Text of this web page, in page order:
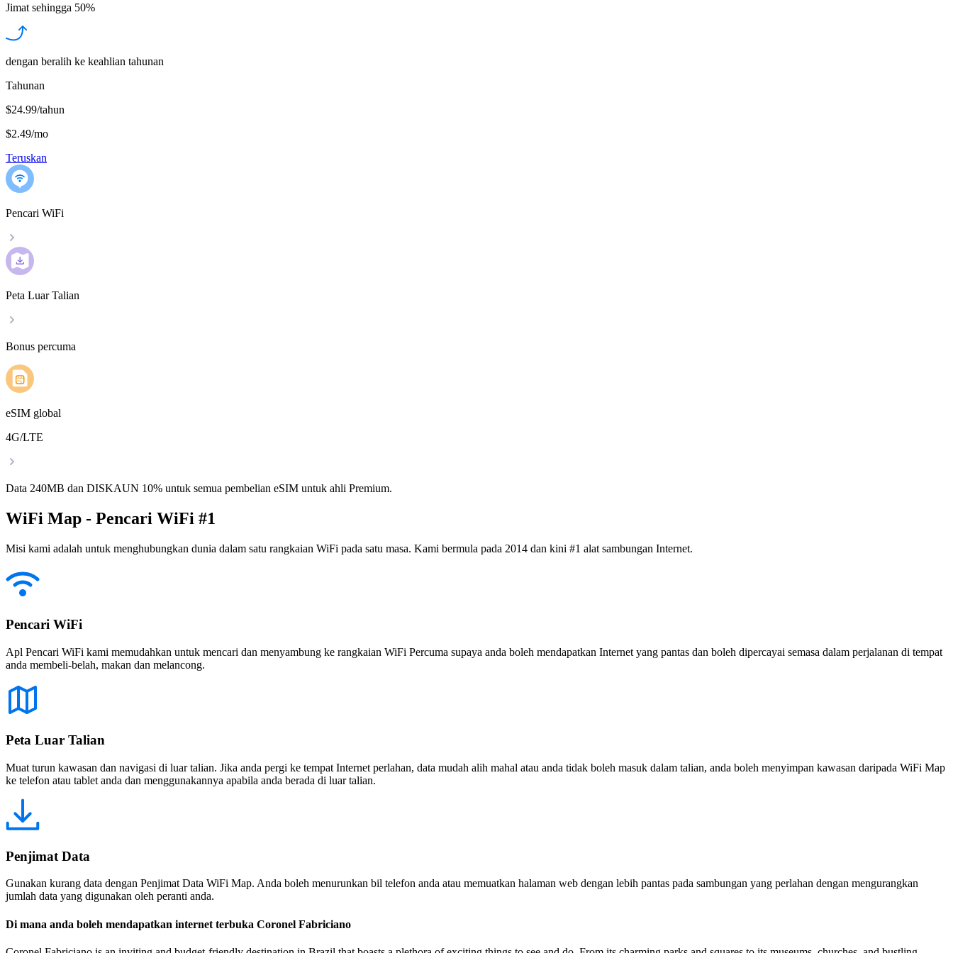
Jimat sehingga 50%
dengan beralih ke keahlian tahunan
Tahunan
$24.99/tahun
$2.49/mo
Teruskan
Pencari WiFi
Peta Luar Talian
Bonus percuma
eSIM global
4G/LTE
Data 240MB dan DISKAUN 10% untuk semua pembelian eSIM untuk ahli Premium.
WiFi Map - Pencari WiFi #1
Misi kami adalah untuk menghubungkan dunia dalam satu rangkaian WiFi pada satu masa. Kami bermula pada 2014 dan kini #1 alat sambungan Internet.
Pencari WiFi
Apl Pencari WiFi kami memudahkan untuk mencari dan menyambung ke rangkaian WiFi Percuma supaya anda boleh mendapatkan Internet yang pantas dan boleh dipercayai semasa dalam perjalanan di tempat
anda membeli-belah, makan dan melancong.
Peta Luar Talian
Muat turun kawasan dan navigasi di luar talian. Jika anda pergi ke tempat Internet perlahan, data mudah alih mahal atau anda tidak boleh masuk dalam talian, anda boleh menyimpan kawasan daripada WiFi Map
ke telefon atau tablet anda dan menggunakannya apabila anda berada di luar talian.
Penjimat Data
Gunakan kurang data dengan Penjimat Data WiFi Map. Anda boleh menurunkan bil telefon anda atau memuatkan halaman web dengan lebih pantas pada sambungan yang perlahan dengan mengurangkan
jumlah data yang digunakan oleh peranti anda.
Di mana anda boleh mendapatkan internet terbuka Coronel Fabriciano